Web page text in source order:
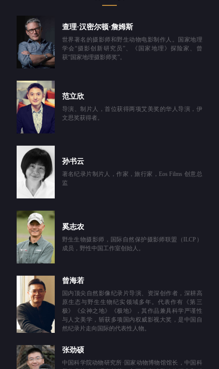
查理·汉密尔顿·詹姆斯
世界著名的摄影师和野生动物电影制作人。国家地理
学会“摄影创新研究员”、《国家地理》探险家、曾
获“国家地理摄影师奖”。
范立欣
导演、制片人，首位获得两项艾美奖的华人导演，伊
文思奖获得者。
孙书云
著名纪录片制片人，作家，旅行家，Eos Films 创意总
监
奚志农
野生生物摄影师，国际自然保护摄影师联盟（ILCP）
成员，野性中国工作室创始人。
曾海若
国内顶尖自然影像纪录片导演、资深创作者，深耕高
原生态与野生生物纪实领域多年。代表作有《第三
极》《众神之地》《极地》，其作品兼具科学严谨性
与人文美学，斩获多项国内权威影视大奖，是中国自
然纪录片走向国际的代表性人物。
张劲硕
中国科学院动物研究所·国家动物博物馆馆长，中国科